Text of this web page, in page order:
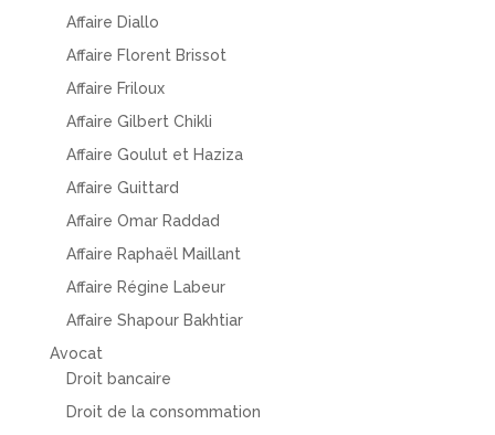
Affaire Diallo
Affaire Florent Brissot
Affaire Friloux
Affaire Gilbert Chikli
Affaire Goulut et Haziza
Affaire Guittard
Affaire Omar Raddad
Affaire Raphaël Maillant
Affaire Régine Labeur
Affaire Shapour Bakhtiar
Avocat
Droit bancaire
Droit de la consommation